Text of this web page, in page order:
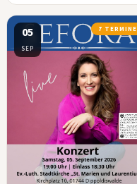
05
SEP
7 TERMINE